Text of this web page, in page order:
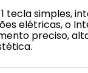
tecla simples,
elétricas, o
preciso,